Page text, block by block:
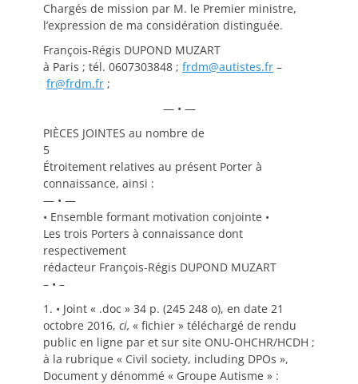
Chargés de mission par M. le Premier ministre,
l’expression de ma considération distinguée.
François-Régis DUPOND MUZART
à Paris ; tél. 0607303848 ; frdm@autistes.fr –
fr@frdm.fr ;
— • —
PIÈCES JOINTES au nombre de
5
Étroitement relatives au présent Porter à
connaissance, ainsi :
— • —
• Ensemble formant motivation conjointe •
Les trois Porters à connaissance dont
respectivement
rédacteur François-Régis DUPOND MUZART
– • –
1. • Joint « .doc » 34 p. (245 248 o), en date 21
octobre 2016, ci, « fichier » téléchargé de rendu
public en ligne par et sur site ONU-OHCHR/HCDH ;
à la rubrique « Civil society, including DPOs »,
Document y dénommé « Groupe Autisme » :